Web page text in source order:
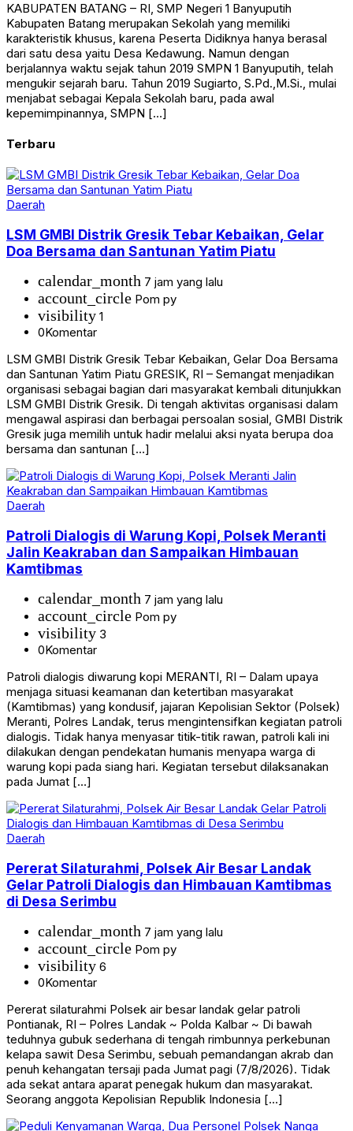
KABUPATEN BATANG – RI, SMP Negeri 1 Banyuputih
Kabupaten Batang merupakan Sekolah yang memiliki
karakteristik khusus, karena Peserta Didiknya hanya berasal
dari satu desa yaitu Desa Kedawung. Namun dengan
berjalannya waktu sejak tahun 2019 SMPN 1 Banyuputih, telah
mengukir sejarah baru. Tahun 2019 Sugiarto, S.Pd.,M.Si., mulai
menjabat sebagai Kepala Sekolah baru, pada awal
kepemimpinannya, SMPN […]
Terbaru
Daerah
LSM GMBI Distrik Gresik Tebar Kebaikan, Gelar
Doa Bersama dan Santunan Yatim Piatu
calendar_month 7 jam yang lalu
account_circle Pom py
visibility 1
0Komentar
LSM GMBI Distrik Gresik Tebar Kebaikan, Gelar Doa Bersama
dan Santunan Yatim Piatu GRESIK, RI – Semangat menjadikan
organisasi sebagai bagian dari masyarakat kembali ditunjukkan
LSM GMBI Distrik Gresik. Di tengah aktivitas organisasi dalam
mengawal aspirasi dan berbagai persoalan sosial, GMBI Distrik
Gresik juga memilih untuk hadir melalui aksi nyata berupa doa
bersama dan santunan […]
Daerah
Patroli Dialogis di Warung Kopi, Polsek Meranti
Jalin Keakraban dan Sampaikan Himbauan
Kamtibmas
calendar_month 7 jam yang lalu
account_circle Pom py
visibility 3
0Komentar
Patroli dialogis diwarung kopi MERANTI, RI – Dalam upaya
menjaga situasi keamanan dan ketertiban masyarakat
(Kamtibmas) yang kondusif, jajaran Kepolisian Sektor (Polsek)
Meranti, Polres Landak, terus mengintensifkan kegiatan patroli
dialogis. Tidak hanya menyasar titik-titik rawan, patroli kali ini
dilakukan dengan pendekatan humanis menyapa warga di
warung kopi pada siang hari. Kegiatan tersebut dilaksanakan
pada Jumat […]
Daerah
Pererat Silaturahmi, Polsek Air Besar Landak
Gelar Patroli Dialogis dan Himbauan Kamtibmas
di Desa Serimbu
calendar_month 7 jam yang lalu
account_circle Pom py
visibility 6
0Komentar
Pererat silaturahmi Polsek air besar landak gelar patroli
Pontianak, RI – Polres Landak ~ Polda Kalbar ~ Di bawah
teduhnya gubuk sederhana di tengah rimbunnya perkebunan
kelapa sawit Desa Serimbu, sebuah pemandangan akrab dan
penuh kehangatan tersaji pada Jumat pagi (7/8/2026). Tidak
ada sekat antara aparat penegak hukum dan masyarakat.
Seorang anggota Kepolisian Republik Indonesia […]